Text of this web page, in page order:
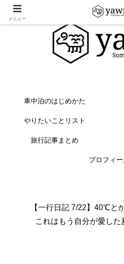
車中泊のはじめかた
やりたいことリスト
旅行記事まとめ
プロフィ
【一行日記 7/22】40℃と
これはもう自分が愛した
メニュー